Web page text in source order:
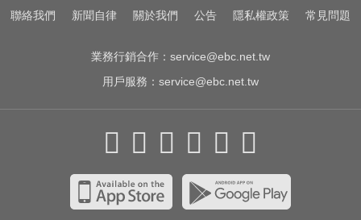
跨性別參賽議題延燒！NBA前球星
聯絡我們 新聞自律 關於我們 公告 隱私權政策 常見問題
業務行銷合作： service@ebc.net.tw
用戶服務： service@ebc.net.tw